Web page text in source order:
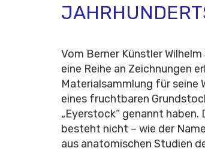
Vom Berner Künstler
eine Reihe an Zeichnungen
Materialsammlung für seine
eines fruchtbaren
„Eyerstock“ genannt haben.
besteht nicht – wie der
aus anatomischen Studien